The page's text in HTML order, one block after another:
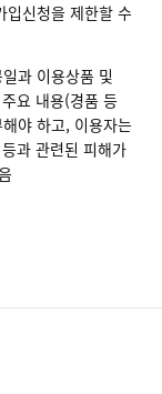
입신청을 제한할 수
과 이용상품 및
요 내용(경품 등
야 하고, 이용자는
과 관련된 피해가